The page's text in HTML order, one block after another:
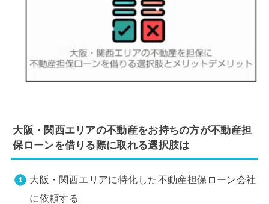
大阪・関西エリアの不動産をお持ちの方が不動産担
保ローンを借りる際に取れる選択肢は
大阪・関西エリアに特化した不動産担保ローン会社
に依頼する